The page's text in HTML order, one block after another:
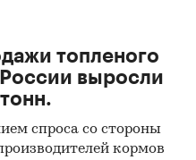
топленого
выросли
спроса со стороны
кормов